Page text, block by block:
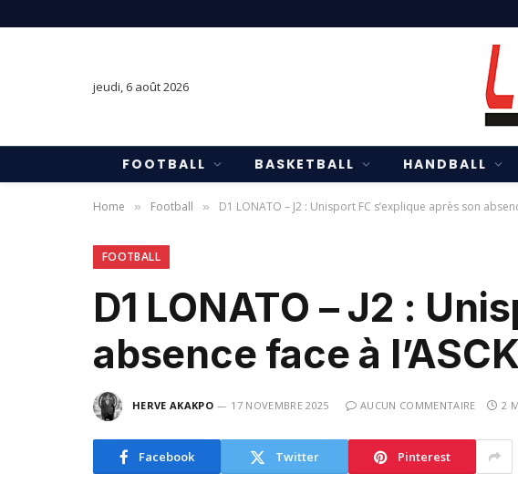
jeudi, 6 août 2026
FOOTBALL BASKETBALL HANDBALL
Home » Football » D1 LONATO – J2 : Unisport FC s’explique après son
FOOTBALL
D1 LONATO – J2 :
absence face à l’ASCK
HERVE AKAKPO 17 NOVEMBRE 2025 AUCUN COMMENTAIRE 2
Facebook Twitter Pinterest